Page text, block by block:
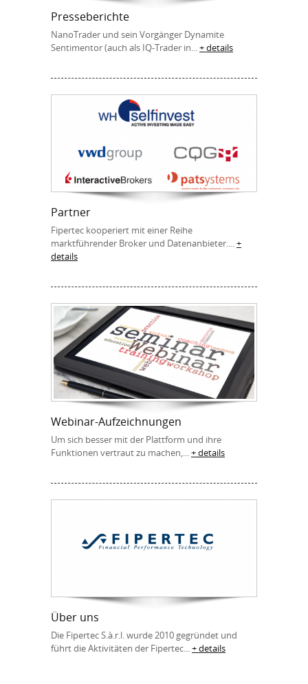
Presseberichte
NanoTrader und sein Vorgänger Dynamite
Sentimentor (auch als IQ-Trader in...+ details
Partner
Fipertec kooperiert mit einer Reihe
marktführender Broker und Datenanbieter....+
details
Webinar-Aufzeichnungen
Um sich besser mit der Plattform und ihre
Funktionen vertraut zu machen,...+ details
Über uns
Die Fipertec S.à.r.l. wurde 2010 gegründet und
führt die Aktivitäten der Fipertec...+ details